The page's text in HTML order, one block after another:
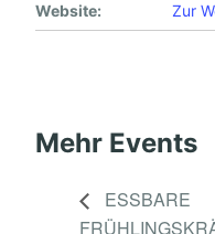
Website: Zur
Mehr Events
ESSBARE